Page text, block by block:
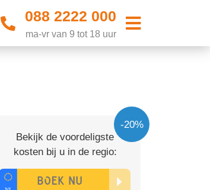
088 2222 000
ma-vr van 9 tot 18 uur
-20%
Bekijk de voordeligste
kosten bij u in de regio: